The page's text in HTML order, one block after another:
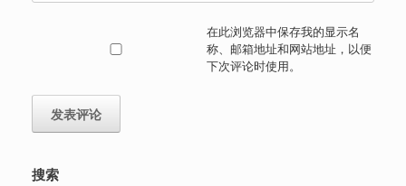
在此浏览器中保存我的显示名
称、邮箱地址和网站地址，以便
下次评论时使用。
搜索